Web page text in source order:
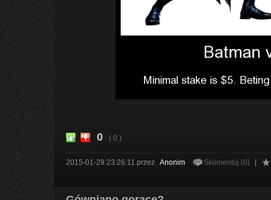
0 ( 0 )
2015-01-29 23:26:11 przez Anonim Skomentuj (0)